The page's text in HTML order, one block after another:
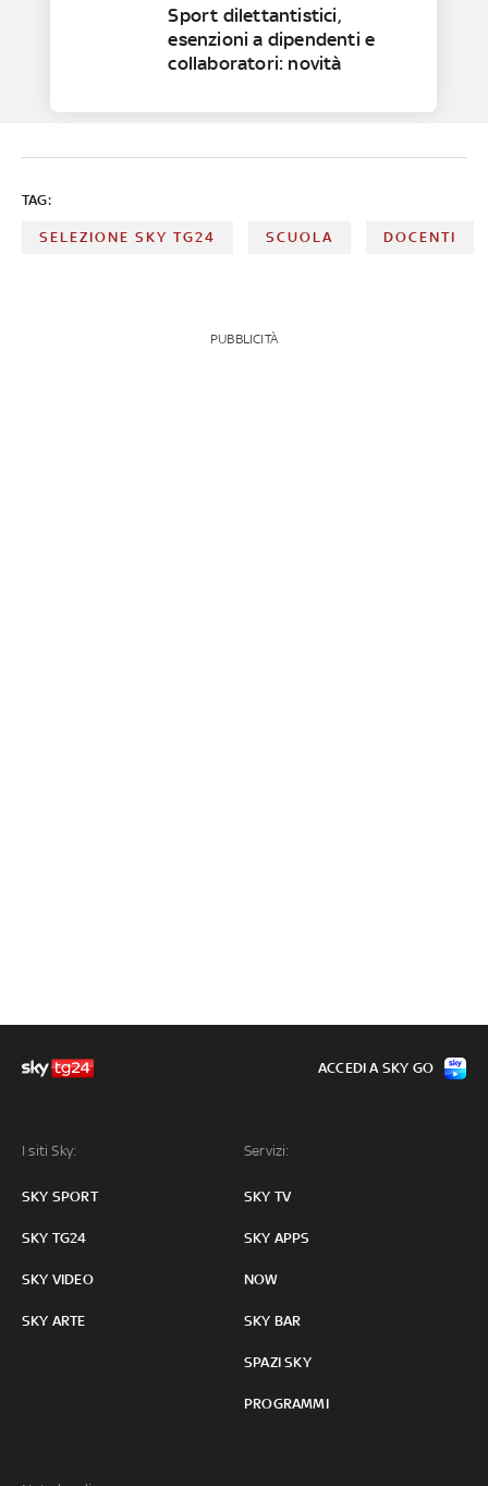
Sport dilettantistici,
esenzioni a dipendenti e
collaboratori: novità
TAG:
SELEZIONE SKY TG24 SCUOLA DOCENTI
PUBBLICITÀ
I siti Sky:
SKY SPORT
SKY TG24
SKY VIDEO
SKY ARTE
Servizi:
SKY TV
SKY APPS
NOW
SKY BAR
SPAZI SKY
PROGRAMMI
ACCEDI A SKY GO